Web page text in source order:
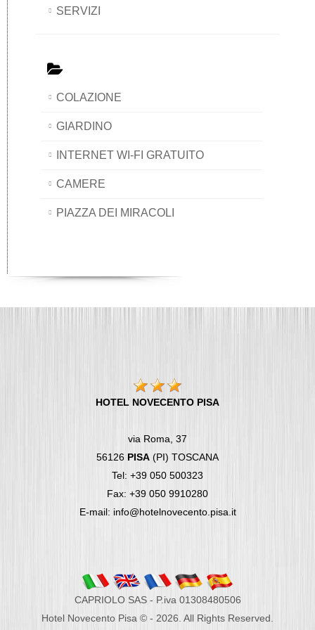
SERVIZI
COLAZIONE
GIARDINO
INTERNET WI-FI GRATUITO
CAMERE
PIAZZA DEI MIRACOLI
HOTEL NOVECENTO PISA
via Roma, 37
56126 PISA (PI) TOSCANA
Tel: +39 050 500323
Fax: +39 050 9910280
E-mail: info@hotelnovecento.pisa.it
CAPRIOLO SAS - P.iva 01308480506
Hotel Novecento Pisa © - 2026. All Rights Reserved.